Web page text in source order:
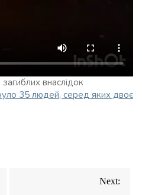
внаслідок
35 людей, серед яких двоє
Next: